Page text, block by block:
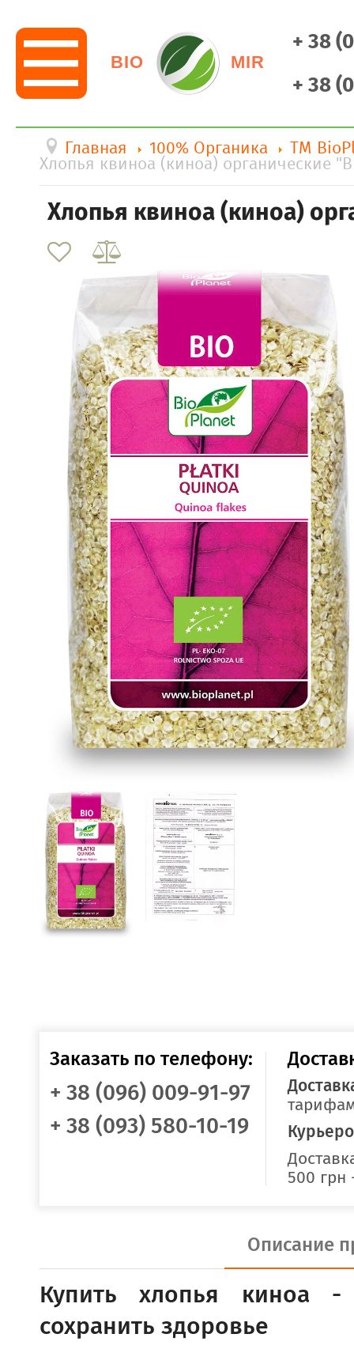
BIO MIR
+ 38
+ 38
Главная 100% Органика ТМ
Хлопья квиноа (киноа) органические
Хлопья квиноа (киноа)
Заказать по телефону:
+ 38 (096) 009-91-97
+ 38 (093) 580-10-19
500
Описание
Купить хлопья киноа
сохранить здоровье